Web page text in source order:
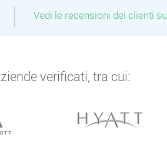
| Vedi le recensioni dei clienti su
verificati, tra cui: